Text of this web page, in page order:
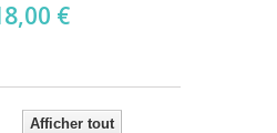
€
Afficher tout